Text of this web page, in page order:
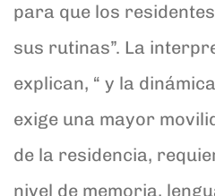
para que los
sus rutinas”. La
explican, “ y la
exige una mayor
de la residencia,
nivel de memoria,